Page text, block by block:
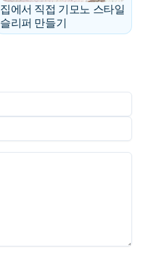
집에서 직접 기모노 스타일
슬리퍼 만들기